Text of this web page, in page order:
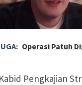
Operasi Patuh
Pengkajian